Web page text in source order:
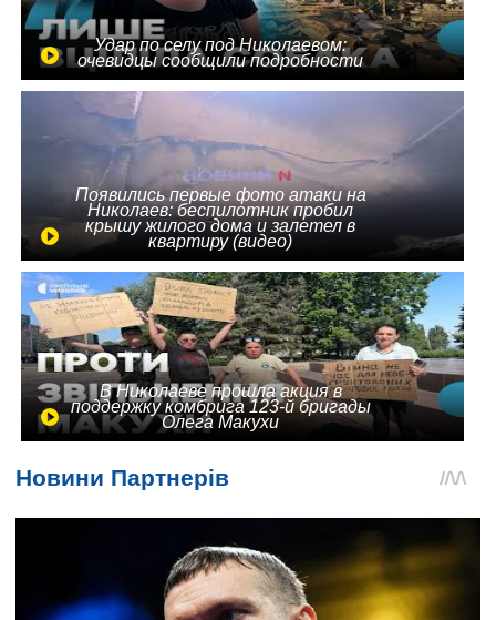
Удар по селу под Николаевом:
очевидцы сообщили подробности
Появились первые фото атаки на
Николаев: беспилотник пробил
крышу жилого дома и залетел в
квартиру (видео)
В Николаеве прошла акция в
поддержку комбрига 123-й бригады
Олега Макухи